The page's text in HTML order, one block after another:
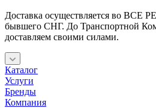
Доставка осуществляется во
бывшего СНГ. До Транспортной
доставляем своими силами.
Каталог
Услуги
Бренды
Компания